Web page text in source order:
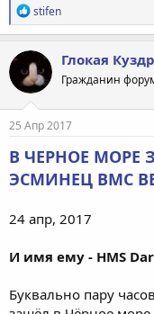
Р
е
а
к
ц
и
и
:
stifen
Глокая
Гражданин
25 Апр 2017
В ЧЕРНОЕ
ЭСМИНЕЦ ВМС
24 апр, 2017
И имя ему - HMS
Буквально пару